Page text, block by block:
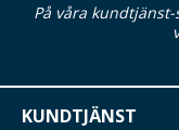
På våra
KUNDTJÄNST